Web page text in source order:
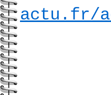
actu.fr/